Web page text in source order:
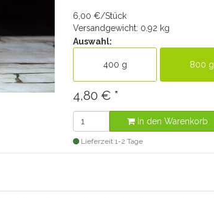
6,00 €/Stück
Versandgewicht: 0.92 kg
Auswahl:
400 g 800 g
4,80 € *
In den Warenkorb
Lieferzeit 1-2 Tage